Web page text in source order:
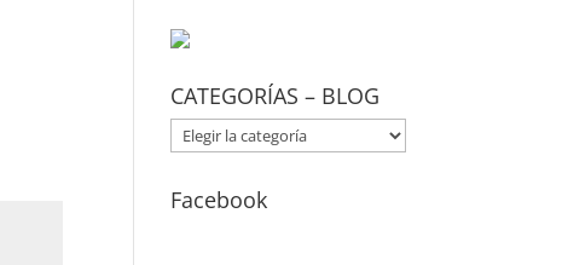
CATEGORÍAS – BLOG
CATEGORÍAS
–
BLOG
Facebook